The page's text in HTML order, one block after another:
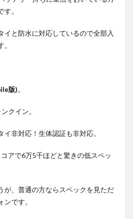
。
イと防水に対応しているので全部入
版)。
クイン。
イ非対応！生体認証も非対応。
アで6万5千ほどと驚きの低スペッ
が、普通の方ならスペックを見ただ
です。